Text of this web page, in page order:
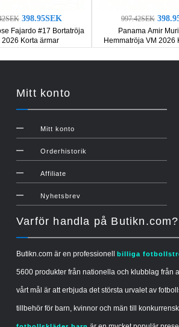
398.95SEK
Fajardo #17 Bortatröja
2026 Korta ärmar
997.42SEK
Panama Amir
Hemmatröja VM 2026
Mitt konto
Mitt konto
Orderhistorik
Affiliate
Nyhetsbrev
Varför handla på Butikn.com?
Butikn.com är en professionell billiga
5600 produkter från nationella och klubblag från
vårt mål är att erbjuda det största urvalet av
tillbehör för barn, kvinnor och män till